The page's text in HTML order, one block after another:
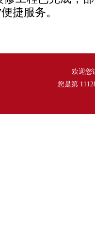
捷服务。
欢迎您
您是第